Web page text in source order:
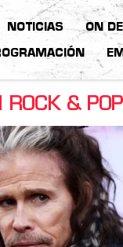
NOTICIAS ON
ROCK & POP